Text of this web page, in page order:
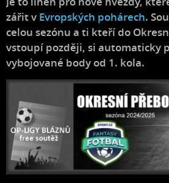
zářit v Evropských pohárech.
celou sezónu a ti kteří do
vstoupí později, si automaticky
vybojované body od 1. kola.